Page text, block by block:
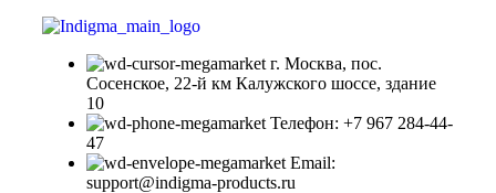
г. Москва, пос.
Сосенское, 22-й км Калужского шоссе, здание
10
Телефон: +7 967 284-44-
47
Email:
support@indigma-products.ru